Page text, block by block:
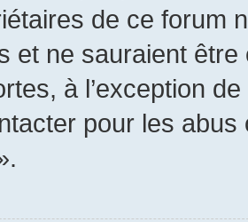
de ce forum
et ne sauraient
à l’exception
pour les